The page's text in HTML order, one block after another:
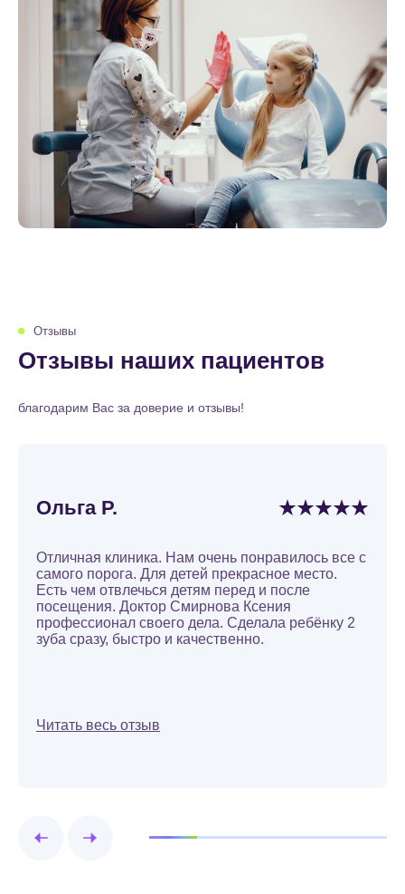
Отзывы
Отзывы наших пациентов
благодарим Вас за доверие и отзывы!
Ольга Р.
Отличная клиника. Нам очень понравилось все с
самого порога. Для детей прекрасное место.
Есть чем отвлечься детям перед и после
посещения. Доктор Смирнова Ксения
профессионал своего дела. Сделала ребёнку 2
зуба сразу, быстро и качественно.
Читать весь отзыв